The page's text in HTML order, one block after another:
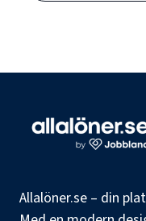
Allalöner.se – din